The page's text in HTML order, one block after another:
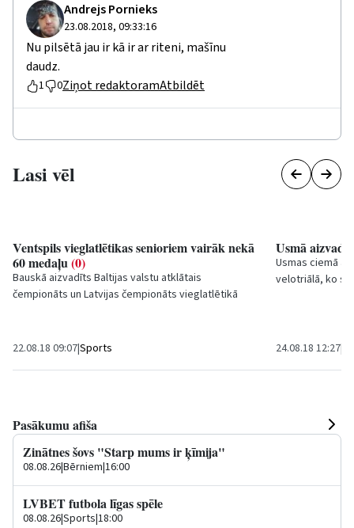
Andrejs Pornieks
23.08.2018, 09:33:16
Nu pilsētā jau ir kā ir ar riteni, mašīnu
daudz.
1 0Ziņot redaktoramAtbildēt
Lasi vēl
Ventspils vieglatlētikas senioriem vairāk nekā
60 medaļu(0)
Bauskā aizvadīts Baltijas valstu atklātais
čempionāts un Latvijas čempionāts vieglatlētikā
22.08.18 09:07|Sports
Usmā
Usmas ciemā
velotriālā, ko
24.08.18 12:27|
Pasākumu afiša
Zinātnes šovs "Starp mums ir ķīmija"
08.08.26|Bērniem|16:00
LVBET futbola līgas spēle
08.08.26|Sports|18:00